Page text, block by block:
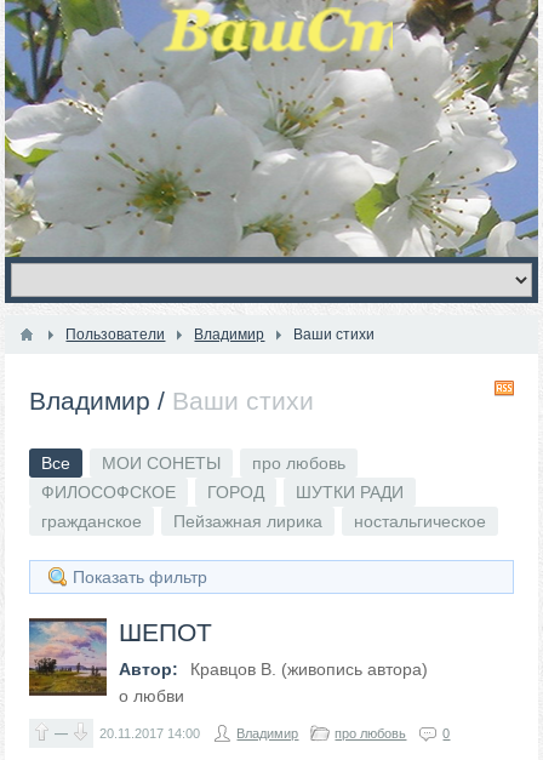
Пользователи Владимир Ваши стихи
Владимир / Ваши стихи
Все МОИ СОНЕТЫ
про любовь
ФИЛОСОФСКОЕ
ГОРОД
ШУТКИ РАДИ
гражданское
Пейзажная лирика ностальгическое
Показать фильтр
ШЕПОТ
Автор:
Кравцов В. (живопись автора)
о любви
— 20.11.2017 14:00 Владимир про любовь 0